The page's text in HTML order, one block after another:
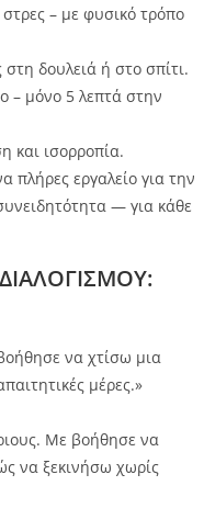
– με φυσικό τρόπο
στη δουλειά ή στο σπίτι.
– μόνο 5 λεπτά στην
και ισορροπία.
πλήρες εργαλείο για την
— για κάθε
ΔΙΑΛΟΓΙΣΜΟΥ:
να χτίσω μια
μέρες.»
Με βοήθησε να
να ξεκινήσω χωρίς